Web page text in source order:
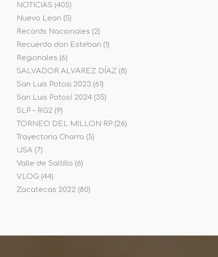
NOTICIAS (405)
Nuevo Leon (5)
Records Nacionales (2)
Recuerdo don Esteban (1)
Regionales (6)
SALVADOR ALVAREZ DÍAZ (8)
San Luis Potosi 2023 (61)
San Luis Potosí 2024(35)
SLP – RG2 (9)
TORNEO DEL MILLON RP(26)
Trayectoria Charra (5)
USA(7)
Valle de Saltillo (6)
VLOG (44)
Zacatecas 2022 (80)